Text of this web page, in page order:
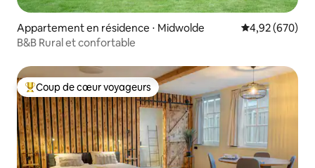
Appartement en résidence ⋅ Midwolde Évaluation
4,92 (670)
B&B Rural et confortable
Coups de cœur voyageurs les plus appréciés
Coup de cœur voyageurs